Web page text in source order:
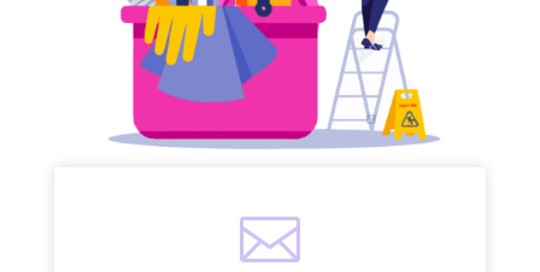
